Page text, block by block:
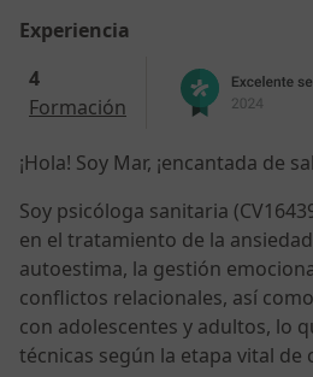
Experiencia
4
Formación
¡Hola! Soy Mar, ¡encantada de
Soy psicóloga sanitaria (CV16439) y tengo experiencia
en el tratamiento de la
autoestima, la gestión
conflictos relacionales, así
con adolescentes y adultos, lo
técnicas según la etapa vital de